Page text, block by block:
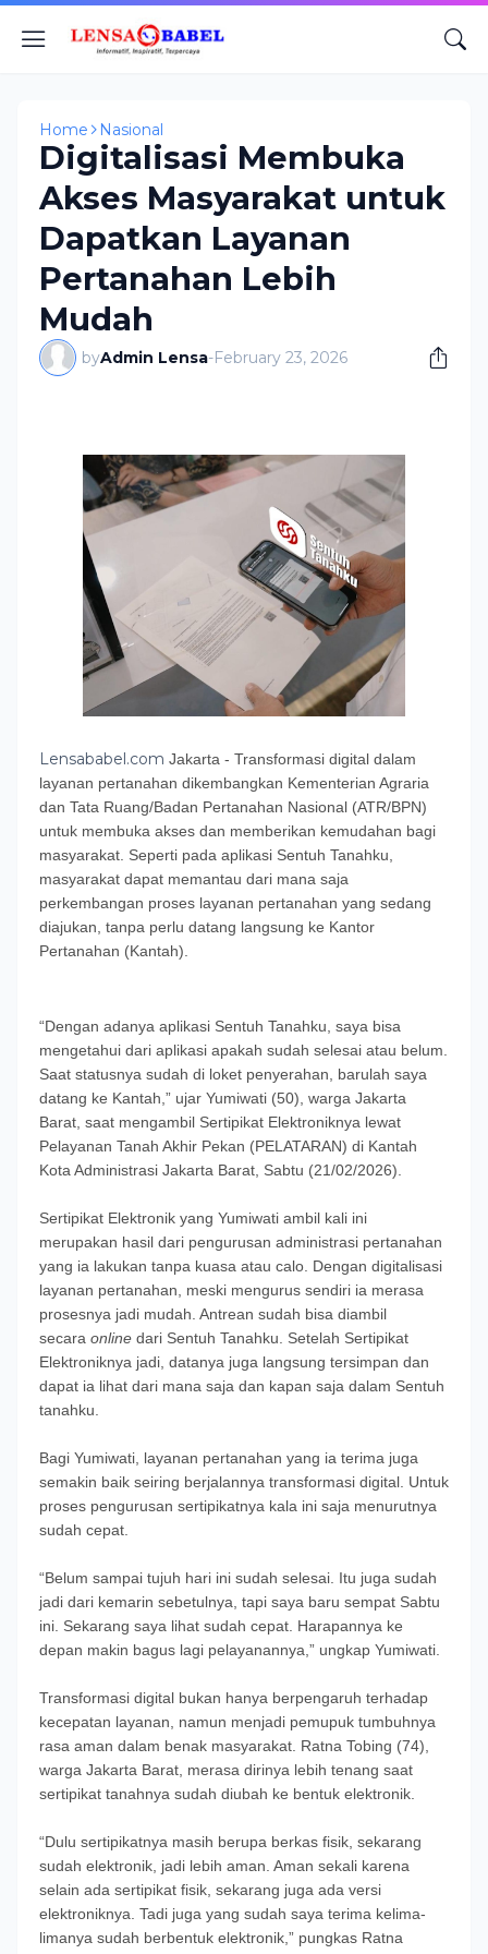
Home Nasional
Digitalisasi Membuka
Akses Masyarakat untuk
Dapatkan Layanan
Pertanahan Lebih
Mudah
byAdmin Lensa-February 23, 2026
Lensababel.com ​Jakarta - Transformasi digital dalam
layanan pertanahan dikembangkan Kementerian Agraria
dan Tata Ruang/Badan Pertanahan Nasional (ATR/BPN)
untuk membuka akses dan memberikan kemudahan bagi
masyarakat. Seperti pada aplikasi Sentuh Tanahku,
masyarakat dapat memantau dari mana saja
perkembangan proses layanan pertanahan yang sedang
diajukan, tanpa perlu datang langsung ke Kantor
Pertanahan (Kantah).
“Dengan adanya aplikasi Sentuh Tanahku, saya bisa
mengetahui dari aplikasi apakah sudah selesai atau belum.
Saat statusnya sudah di loket penyerahan, barulah saya
datang ke Kantah,” ujar Yumiwati (50), warga Jakarta
Barat, saat mengambil Sertipikat Elektroniknya lewat
Pelayanan Tanah Akhir Pekan (PELATARAN) di Kantah
Kota Administrasi Jakarta Barat, Sabtu (21/02/2026).
Sertipikat Elektronik yang Yumiwati ambil kali ini
merupakan hasil dari pengurusan administrasi pertanahan
yang ia lakukan tanpa kuasa atau calo. Dengan digitalisasi
layanan pertanahan, meski mengurus sendiri ia merasa
prosesnya jadi mudah. Antrean sudah bisa diambil
secara online dari Sentuh Tanahku. Setelah Sertipikat
Elektroniknya jadi, datanya juga langsung tersimpan dan
dapat ia lihat dari mana saja dan kapan saja dalam Sentuh
tanahku.
Bagi Yumiwati, layanan pertanahan yang ia terima juga
semakin baik seiring berjalannya transformasi digital. Untuk
proses pengurusan sertipikatnya kala ini saja menurutnya
sudah cepat.
“Belum sampai tujuh hari ini sudah selesai. Itu juga sudah
jadi dari kemarin sebetulnya, tapi saya baru sempat Sabtu
ini. Sekarang saya lihat sudah cepat. Harapannya ke
depan makin bagus lagi pelayanannya,” ungkap Yumiwati.
Transformasi digital bukan hanya berpengaruh terhadap
kecepatan layanan, namun menjadi pemupuk tumbuhnya
rasa aman dalam benak masyarakat. Ratna Tobing (74),
warga Jakarta Barat, merasa dirinya lebih tenang saat
sertipikat tanahnya sudah diubah ke bentuk elektronik.
“Dulu sertipikatnya masih berupa berkas fisik, sekarang
sudah elektronik, jadi lebih aman. Aman sekali karena
selain ada sertipikat fisik, sekarang juga ada versi
elektroniknya. Tadi juga yang sudah saya terima kelima-
limanya sudah berbentuk elektronik,” pungkas Ratna